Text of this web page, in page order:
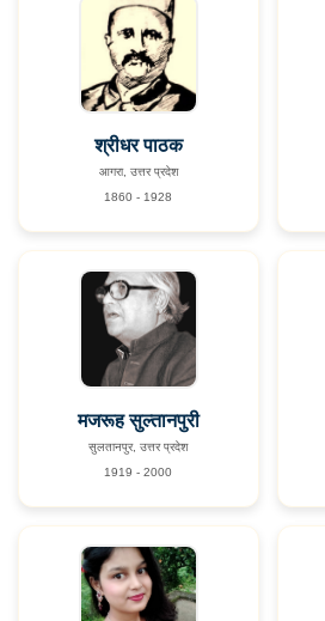
श्रीधर पाठक
आगरा, उत्तर प्रदेश
1860 - 1928
मजरूह सुल्तानपुरी
सुलतानपुर, उत्तर प्रदेश
1919 - 2000